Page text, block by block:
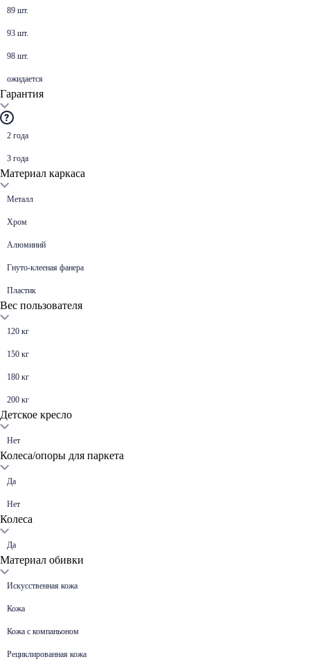
89 шт.
93 шт.
98 шт.
ожидается
Гарантия
2 года
3 года
Материал каркаса
Металл
Хром
Алюминий
Гнуто-клееная фанера
Пластик
Вес пользователя
120 кг
150 кг
180 кг
200 кг
Детское кресло
Нет
Колеса/опоры для паркета
Да
Нет
Колеса
Да
Материал обивки
Искусственная кожа
Кожа
Кожа c компаньоном
Рециклированная кожа